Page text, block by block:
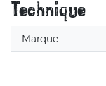
Technique
Marque